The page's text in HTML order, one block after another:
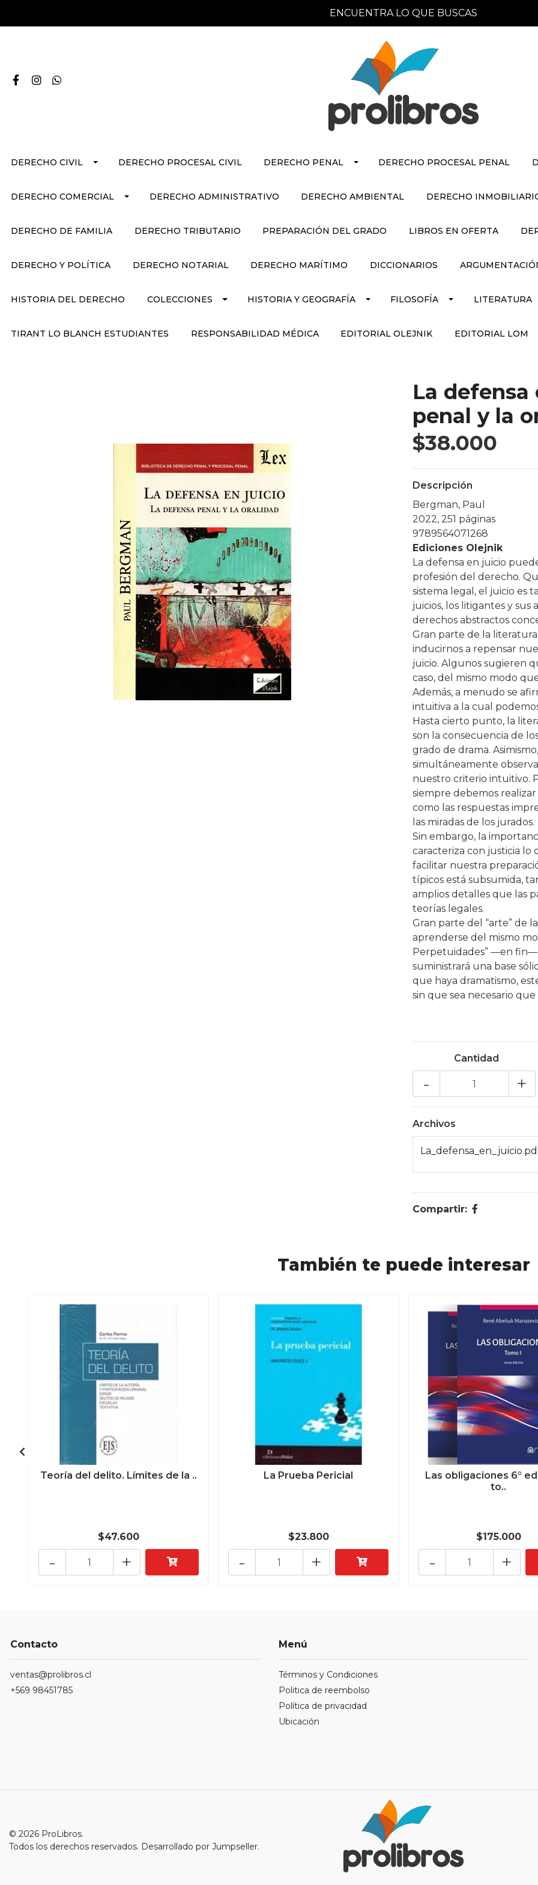
ENCUENTRA LO QUE BUSCAS
DERECHO CIVIL DERECHO PROCESAL CIVIL DERECHO PENAL DERECHO PROCESAL PENAL
DERECHO COMERCIAL DERECHO ADMINISTRATIVO DERECHO AMBIENTAL DERECHO
DERECHO DE FAMILIA DERECHO TRIBUTARIO PREPARACIÓN DEL GRADO LIBROS EN OFERTA
DERECHO Y POLÍTICA DERECHO NOTARIAL DERECHO MARÍTIMO DICCIONARIOS
HISTORIA DEL DERECHO COLECCIONES HISTORIA Y GEOGRAFÍA FILOSOFÍA LITERATURA
TIRANT LO BLANCH ESTUDIANTES RESPONSABILIDAD MÉDICA EDITORIAL OLEJNIK EDITORIAL LOM
La
penal y la
$38.000
Descripción
Bergman, Paul
2022, 251 páginas
9789564071268
Ediciones Olejnik
La defensa en juicio
profesión del derecho.
sistema legal, el juicio es
juicios, los litigantes y
derechos abstractos
Gran parte de la
inducirnos a repensar
juicio. Algunos sugieren
caso, del mismo modo
Además, a menudo se
intuitiva a la cual
Hasta cierto punto, la
son la consecuencia de
grado de drama.
simultáneamente
nuestro criterio intuitivo.
siempre debemos
como las respuestas
las miradas de los jurados.
Sin embargo, la
caracteriza con justicia lo
facilitar nuestra
típicos está subsumida,
amplios detalles que las
teorías legales.
Gran parte del “arte” de
aprenderse del mismo
Perpetuidades” —en fin—
suministrará una base
que haya dramatismo,
sin que sea necesario
Cantidad
+
-
Archivos
Compartir:
También te puede interesar
Teoría del delito. Límites de la ..
$47.600
+
-
La Prueba Pericial
$23.800
+
-
Las obligaciones 6°
to..
$175.000
+
-
Contacto
ventas@prolibros.cl
+569 98451785
Menú
Términos y Condiciones
Politica de reembolso
Política de privacidad
Ubicación
© 2026 ProLibros.
Todos los derechos reservados. Desarrollado por Jumpseller.